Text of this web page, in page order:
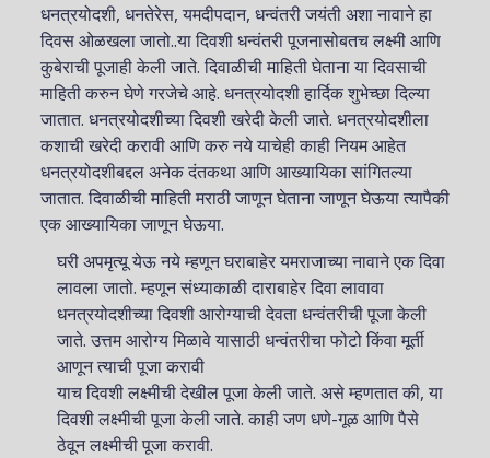
धनत्रयोदशी, धनतेरेस, यमदीपदान, धन्वंतरी जयंती अशा नावाने हा
दिवस ओळखला जातो..या दिवशी धन्वंतरी पूजनासोबतच लक्ष्मी आणि
कुबेराची पूजाही केली जाते. दिवाळीची माहिती घेताना या दिवसाची
माहिती करुन घेणे गरजेचे आहे. धनत्रयोदशी हार्दिक शुभेच्छा दिल्या
जातात. धनत्रयोदशीच्या दिवशी खरेदी केली जाते. धनत्रयोदशीला
कशाची खरेदी करावी आणि करु नये याचेही काही नियम आहेत
धनत्रयोदशीबद्दल अनेक दंतकथा आणि आख्यायिका सांगितल्या
जातात. दिवाळीची माहिती मराठी जाणून घेताना जाणून घेऊया त्यापैकी
एक आख्यायिका जाणून घेऊया.
घरी अपमृत्यू येऊ नये म्हणून घराबाहेर यमराजाच्या नावाने एक दिवा
लावला जातो. म्हणून संध्याकाळी दाराबाहेर दिवा लावावा
धनत्रयोदशीच्या दिवशी आरोग्याची देवता धन्वंतरीची पूजा केली
जाते. उत्तम आरोग्य मिळावे यासाठी धन्वंतरीचा फोटो किंवा मूर्ती
आणून त्याची पूजा करावी
याच दिवशी लक्ष्मीची देखील पूजा केली जाते. असे म्हणतात की, या
दिवशी लक्ष्मीची पूजा केली जाते. काही जण धणे-गूळ आणि पैसे
ठेवून लक्ष्मीची पूजा करावी.